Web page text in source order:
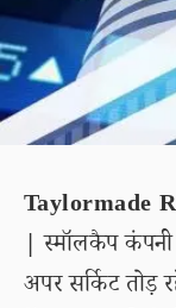
Taylormade
| स्मॉलकैप
अपर सर्किट तोड़